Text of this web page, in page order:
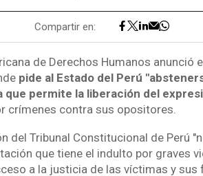
Compartir en:
de Derechos Humanos anunció
pide al Estado del Perú
que permite la liberación del
crímenes contra sus opositores.
del Tribunal Constitucional de Perú
que tiene el indulto por graves
a la justicia de las víctimas y sus